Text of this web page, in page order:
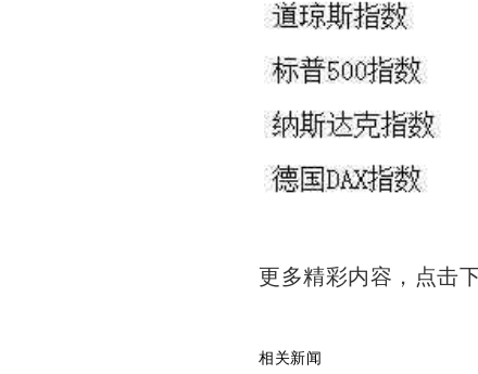
更多精彩内容，点击
相关新闻